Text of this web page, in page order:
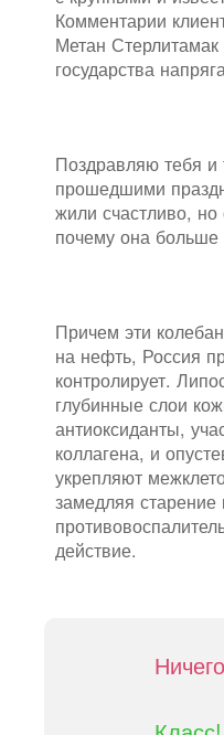
Комментарии
Метан Стерлитамак
государства
Поздравляю тебя и
прошедшими
жили счастливо,
почему она больше
Причем эти
на нефть, Россия
контролирует.
глубинные слои
антиоксиданты,
коллагена, и
укрепляют
замедляя
действие.
Ничего